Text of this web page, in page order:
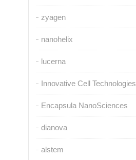
zyagen
nanohelix
lucerna
Innovative Cell Technologies
Encapsula NanoSciences
dianova
alstem